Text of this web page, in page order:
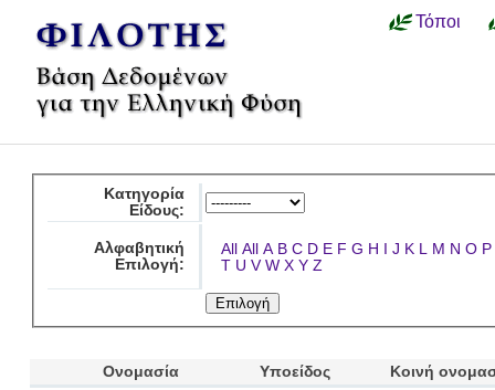
Τόποι
Κατηγορία
Είδους:
Αλφαβητική
Επιλογή:
All All A B C D E F G H I J K L M N O P
T U V W X Y Z
Ονομασία Υποείδος
Κοινή